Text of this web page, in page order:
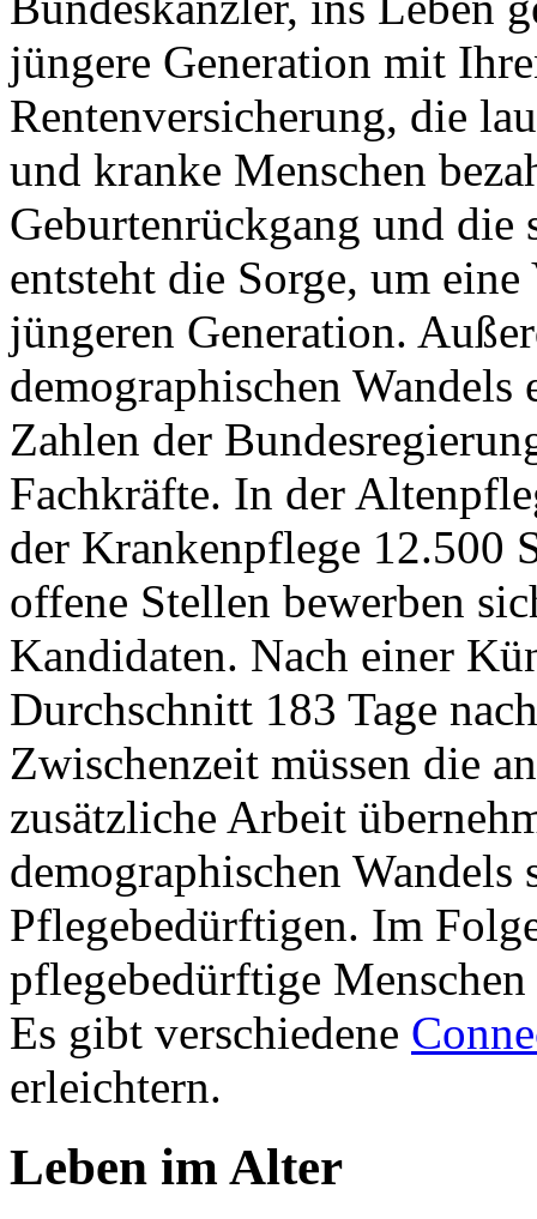
jüngere Generation mit
Rentenversicherung, die
und kranke Menschen
Geburtenrückgang und die
entsteht die Sorge, um
jüngeren Generation.
demographischen
Zahlen der
Fachkräfte. In der
der Krankenpflege 12.500
offene Stellen bewerben
Kandidaten. Nach einer
Durchschnitt 183 Tage
Zwischenzeit müssen die
zusätzliche Arbeit
demographischen
Pflegebedürftigen. Im
pflegebedürftige
Es gibt verschiedene
erleichtern.
Leben im Alter